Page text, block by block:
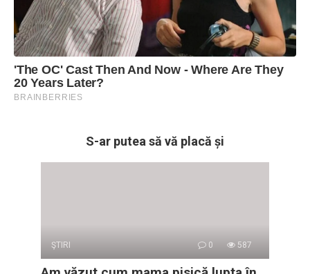
S-ar putea să vă placă și
ŞTIRI 0 587